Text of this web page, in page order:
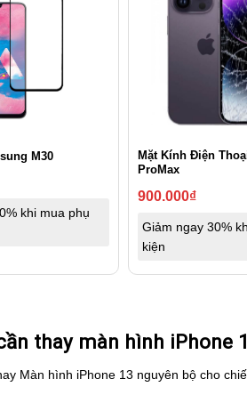
M30
khi mua phụ
Mặt Kính Điện
ProMax
900.000₫
Giảm ngay 30%
kiện
thay màn hình iPhone
Màn hình iPhone 13 nguyên bộ cho